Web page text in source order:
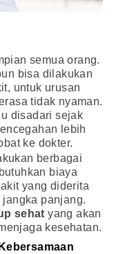
semua orang.
bisa dilakukan
untuk urusan
tidak nyaman.
disadari sejak
lebih
ke dokter.
berbagai
biaya
yang diderita
panjang.
sehat yang akan
kesehatan.